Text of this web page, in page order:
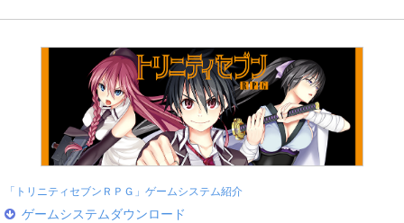
「トリニティセブンＲＰＧ」ゲームシステム紹介
ゲームシステムダウンロード